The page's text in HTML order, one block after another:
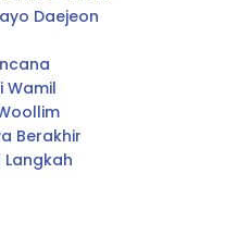
Daejeon
Wamil
Berakhir
Langkah